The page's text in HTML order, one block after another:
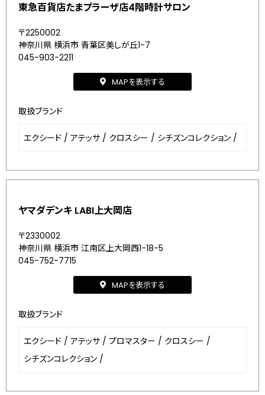
東急百貨店たまプラーザ店4階時計サロン
〒2250002
神奈川県 横浜市 青葉区美しが丘1-7
045-903-2211
MAPを表示する
取扱ブランド
エクシード / アテッサ / クロスシー / シチズンコレクション /
ヤマダデンキ LABI上大岡店
〒2330002
神奈川県 横浜市 江南区上大岡西1-18-5
045-752-7715
MAPを表示する
取扱ブランド
エクシード / アテッサ / プロマスター / クロスシー /
シチズンコレクション /